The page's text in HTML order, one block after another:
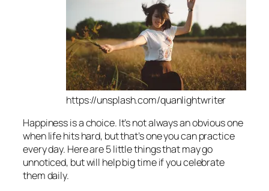
https://unsplash.com/quanlightwriter
Happiness is a choice. It’s not always an obvious one
when life hits hard, but that’s one you can practice
every day. Here are 5 little things that may go
unnoticed, but will help big time if you celebrate
them daily.